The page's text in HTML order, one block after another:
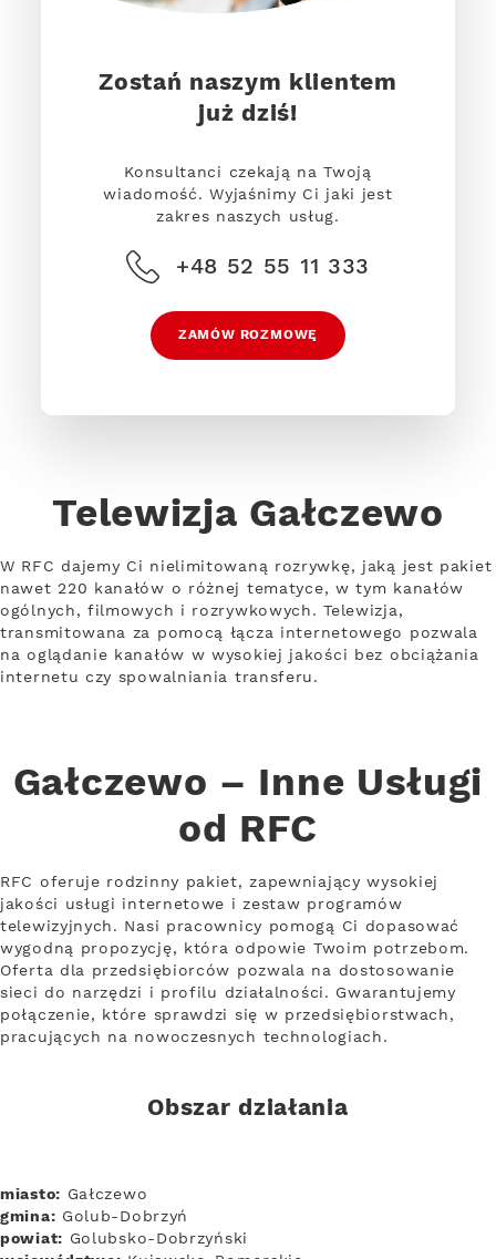
Zostań naszym klientem
już dziś!
Konsultanci czekają na Twoją
wiadomość. Wyjaśnimy Ci jaki jest
zakres naszych usług.
+48 52 55 11 333
ZAMÓW ROZMOWĘ
Telewizja Gałczewo
W RFC dajemy Ci nielimitowaną rozrywkę, jaką jest pakiet
nawet 220 kanałów o różnej tematyce, w tym kanałów
ogólnych, filmowych i rozrywkowych. Telewizja,
transmitowana za pomocą łącza internetowego pozwala
na oglądanie kanałów w wysokiej jakości bez obciążania
internetu czy spowalniania transferu.
Gałczewo – Inne Usługi
od RFC
RFC oferuje rodzinny pakiet, zapewniający wysokiej
jakości usługi internetowe i zestaw programów
telewizyjnych. Nasi pracownicy pomogą Ci dopasować
wygodną propozycję, która odpowie Twoim potrzebom.
Oferta dla przedsiębiorców pozwala na dostosowanie
sieci do narzędzi i profilu działalności. Gwarantujemy
połączenie, które sprawdzi się w przedsiębiorstwach,
pracujących na nowoczesnych technologiach.
Obszar działania
miasto: Gałczewo
gmina: Golub-Dobrzyń
powiat: Golubsko-Dobrzyński